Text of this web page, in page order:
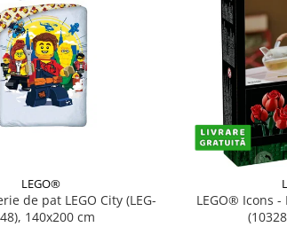
LEGO®
de pat LEGO City (LEG-
140x200 cm
LEGO® Icons